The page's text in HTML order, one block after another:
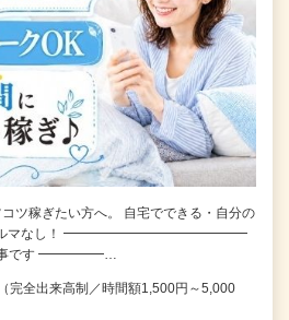
ツ稼ぎたい方へ。 自宅でできる・自分の
ノルマなし！ ━━━━━━━━━━━━━━
です ━━━━━…
完全出来高制／時間額1,500円～5,000